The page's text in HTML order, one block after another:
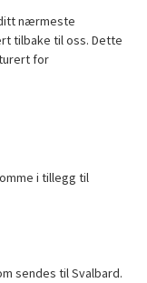
nærmeste
tilbake til oss. Dette
for
i tillegg til
sendes til Svalbard.